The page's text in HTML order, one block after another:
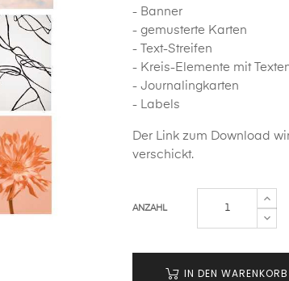
- Banner
- gemusterte Karten
- Text-Streifen
- Kreis-Elemente mit
- Journalingkarten
- Labels
Der Link zum Download
verschickt.
ANZAHL
IN DEN WARENKORB